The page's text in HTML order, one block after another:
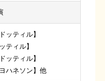
ッティル】
ティル】
ッティル】
ハネソン】他